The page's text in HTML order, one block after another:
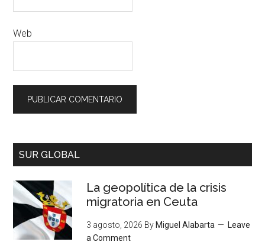
Web
SUR GLOBAL
La geopolítica de la crisis
migratoria en Ceuta
3 agosto, 2026 By Miguel Alabarta
Leave
a Comment